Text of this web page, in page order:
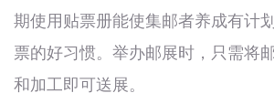
期使用贴票册能使集邮者养成有计
票的好习惯。举办邮展时，只需将
和加工即可送展。